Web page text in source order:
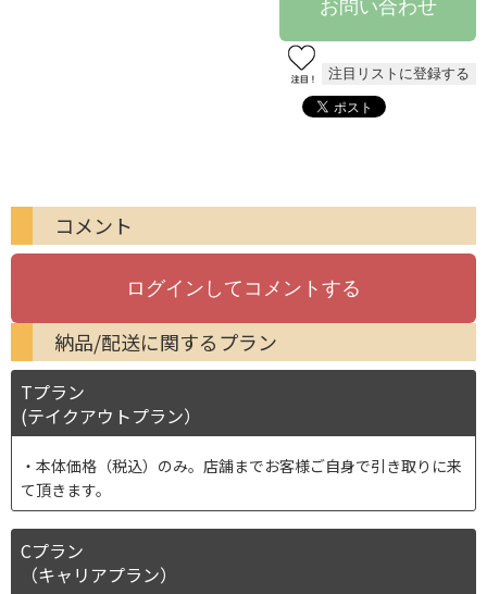
コメント
納品/配送に関するプラン
Tプラン
(テイクアウトプラン）
本体価格（税込）のみ。店舗までお客様ご自身で引き取りに来
て頂きます。
Cプラン
（キャリアプラン）